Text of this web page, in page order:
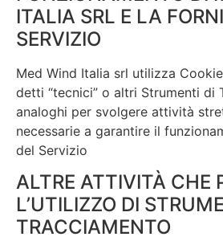
ITALIA SRL E LA
SERVIZIO
Med Wind Italia srl utilizza
detti “tecnici” o altri Strumenti di
analoghi per svolgere attività
necessarie a garantire il
del Servizio
ALTRE ATTIVITÀ CHE
L’UTILIZZO DI
TRACCIAMENTO